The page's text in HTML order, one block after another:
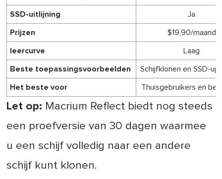
SSD-uitlijning Ja
Prijzen $19,90/maand
leercurve Laag
Beste toepassingsvoorbeelden Schijfklonen en SSD-
Het beste voor Thuisgebruikers en
Let op: Macrium Reflect biedt nog steeds
een proefversie van 30 dagen waarmee
u een schijf volledig naar een andere
schijf kunt klonen.